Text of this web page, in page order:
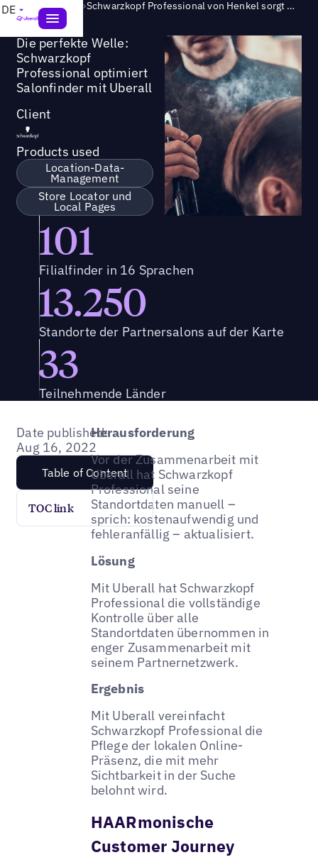
DE Success Story > Schwarzkopf Professional von Henkel sorgt mit dem Locator von Uberall dafür, dass Standorte optimal aussehen
Die perfekte Welle:
Schwarzkopf
Professional optimiert
Salonfinder mit Uberall
Client
Products used
Location-Data-
Management
Store Locator und
Local Pages
101
Filialfinder in 16 Sprachen
13.250
Standorte der Partnersalons auf der Karte
33
Teilnehmende Länder
Date published:
Aug 16, 2022
Table of Content
TOC link
Herausforderung
Vor der Zusammenarbeit mit
Uberall hat Schwarzkopf
Professional seine
Standortdaten manuell –
sprich: kostenaufwendig und
fehleranfällig – aktualisiert.
Lösung
Mit Uberall hat Schwarzkopf
Professional die vollständige
Kontrolle über alle
Standortdaten übernommen in
enger Zusammenarbeit mit
seinem Partnernetzwerk.
Ergebnis
Mit Uberall vereinfacht
Schwarzkopf Professional die
Pflege der lokalen Online-
Präsenz, die mit mehr
Sichtbarkeit in der Suche
belohnt wird.
HAARmonische
Customer Journey